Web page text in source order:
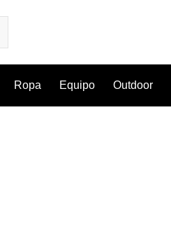
Ropa Equipo Outdoor